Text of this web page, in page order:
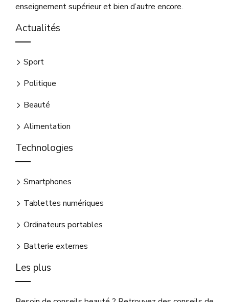
enseignement supérieur et bien d’autre encore.
Actualités
Sport
Politique
Beauté
Alimentation
Technologies
Smartphones
Tablettes numériques
Ordinateurs portables
Batterie externes
Les plus